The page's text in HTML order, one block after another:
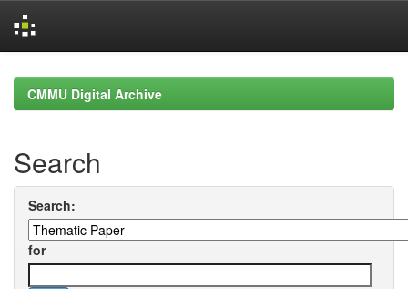
navigationCMMU Digital Archive
Search
Search:
for